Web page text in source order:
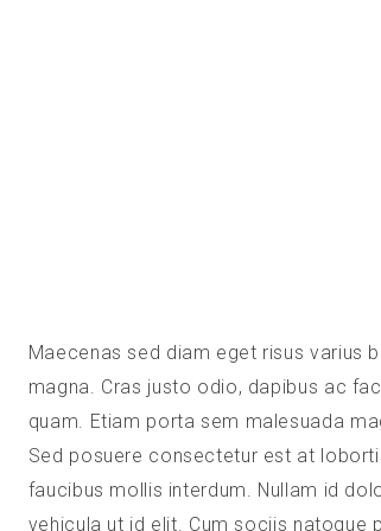
Maecenas sed diam eget risus varius
magna. Cras justo odio, dapibus ac
quam. Etiam porta sem malesuada
Sed posuere consectetur est at
faucibus mollis interdum. Nullam id
vehicula ut id elit. Cum sociis natoque